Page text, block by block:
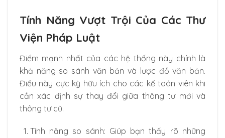
Tính Năng Vượt Trội Của Các Thư
Viện Pháp Luật
Điểm mạnh nhất của các hệ thống này chính là
khả năng so sánh văn bản và lược đồ văn bản.
Điều này cực kỳ hữu ích cho các kế toán viên khi
cần xác định sự thay đổi giữa thông tư mới và
thông tư cũ.
Tính năng so sánh: Giúp bạn thấy rõ những